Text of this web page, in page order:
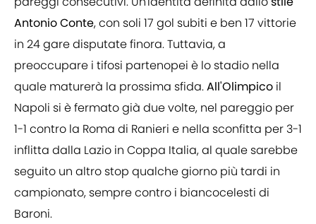
Antonio Conte, con soli 17 gol subiti e ben 17 vittorie
in 24 gare disputate finora. Tuttavia, a
preoccupare i tifosi partenopei è lo stadio nella
quale maturerà la prossima sfida.All'Olimpico il
Napoli si è fermato già due volte, nel pareggio per
1-1 contro la Roma di Ranieri e nella sconfitta per 3-1
inflitta dalla Lazio in Coppa Italia, al quale sarebbe
seguito un altro stop qualche giorno più tardi in
campionato, sempre contro i biancocelesti di
Baroni.